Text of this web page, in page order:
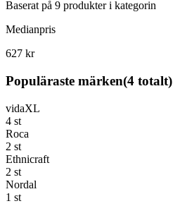
Baserat på 9 produkter i kategorin
Medianpris
627 kr
Populäraste märken(4 totalt)
vidaXL
4 st
Roca
2 st
Ethnicraft
2 st
Nordal
1 st